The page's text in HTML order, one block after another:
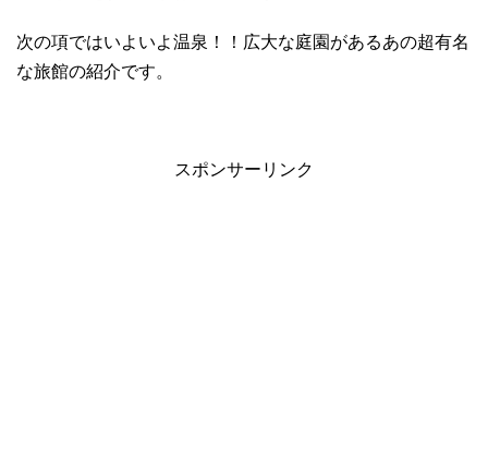
次の項ではいよいよ温泉！！広大な庭園があるあの超有名
な旅館の紹介です。
スポンサーリンク